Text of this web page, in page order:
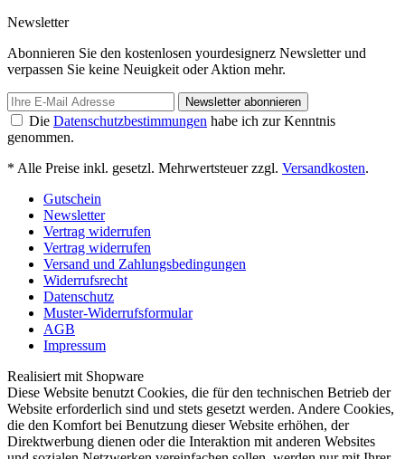
Newsletter
Abonnieren Sie den kostenlosen yourdesignerz Newsletter und
verpassen Sie keine Neuigkeit oder Aktion mehr.
Newsletter abonnieren
Die Datenschutzbestimmungen habe ich zur Kenntnis
genommen.
* Alle Preise inkl. gesetzl. Mehrwertsteuer zzgl. Versandkosten.
Gutschein
Newsletter
Vertrag widerrufen
Vertrag widerrufen
Versand und Zahlungsbedingungen
Widerrufsrecht
Datenschutz
Muster-Widerrufsformular
AGB
Impressum
Realisiert mit Shopware
Diese Website benutzt Cookies, die für den technischen Betrieb der
Website erforderlich sind und stets gesetzt werden. Andere Cookies,
die den Komfort bei Benutzung dieser Website erhöhen, der
Direktwerbung dienen oder die Interaktion mit anderen Websites